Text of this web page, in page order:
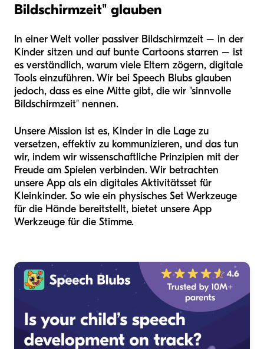
Bildschirmzeit" glauben
In einer Welt voller passiver Bildschirmzeit – in der
Kinder sitzen und auf bunte Cartoons starren – ist
es verständlich, warum viele Eltern zögern, digitale
Tools einzuführen. Wir bei Speech Blubs glauben
jedoch, dass es eine Mitte gibt, die wir "sinnvolle
Bildschirmzeit" nennen.
Unsere Mission ist es, Kinder in die Lage zu
versetzen, effektiv zu kommunizieren, und das tun
wir, indem wir wissenschaftliche Prinzipien mit der
Freude am Spielen verbinden. Wir betrachten
unsere App als ein digitales Aktivitätsset für
Kleinkinder. So wie ein physisches Set Werkzeuge
für die Hände bereitstellt, bietet unsere App
Werkzeuge für die Stimme.